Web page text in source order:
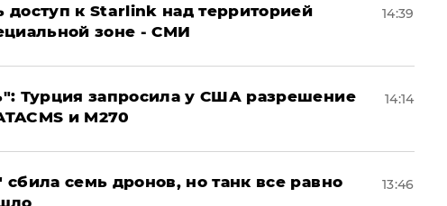
доступ к Starlink над территорией
зоне - СМИ
14:39
Турция запросила у США разрешение
и M270
14:14
сбила семь дронов, но танк все равно
13:46